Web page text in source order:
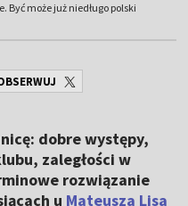
Być może już niedługo polski
dobre występy,
zaległości w
rozwiązanie
u Mateusza Lisa